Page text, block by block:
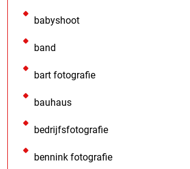
babyshoot
band
bart fotografie
bauhaus
bedrijfsfotografie
bennink fotografie